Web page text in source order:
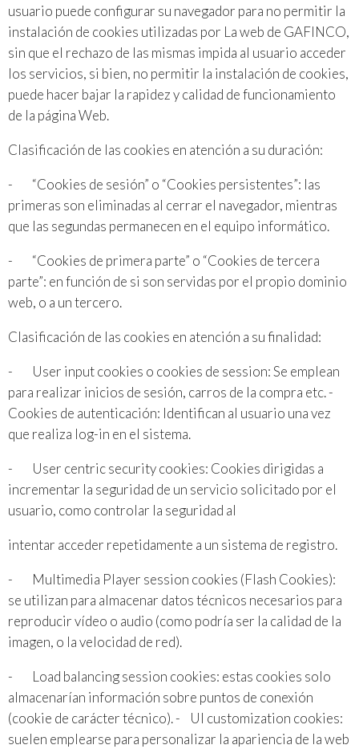
usuario puede configurar su navegador para no permitir la
instalación de cookies utilizadas por La web de GAFINCO,
sin que el rechazo de las mismas impida al usuario acceder
los servicios, si bien, no permitir la instalación de cookies,
puede hacer bajar la rapidez y calidad de funcionamiento
de la página Web.
Clasificación de las cookies en atención a su duración:
- “Cookies de sesión” o “Cookies persistentes”: las
primeras son eliminadas al cerrar el navegador, mientras
que las segundas permanecen en el equipo informático.
- “Cookies de primera parte” o “Cookies de tercera
parte”: en función de si son servidas por el propio dominio
web, o a un tercero.
Clasificación de las cookies en atención a su finalidad:
- User input cookies o cookies de session: Se emplean
para realizar inicios de sesión, carros de la compra etc. -
Cookies de autenticación: Identifican al usuario una vez
que realiza log-in en el sistema.
- User centric security cookies: Cookies dirigidas a
incrementar la seguridad de un servicio solicitado por el
usuario, como controlar la seguridad al
intentar acceder repetidamente a un sistema de registro.
- Multimedia Player session cookies (Flash Cookies):
se utilizan para almacenar datos técnicos necesarios para
reproducir vídeo o audio (como podría ser la calidad de la
imagen, o la velocidad de red).
- Load balancing session cookies: estas cookies solo
almacenarían información sobre puntos de conexión
(cookie de carácter técnico). - UI customization cookies:
suelen emplearse para personalizar la apariencia de la web